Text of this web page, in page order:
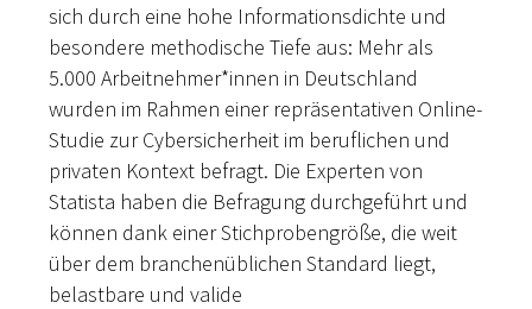
sich durch eine hohe Informationsdichte und
besondere methodische Tiefe aus: Mehr als
5.000 Arbeitnehmer*innen in Deutschland
wurden im Rahmen einer repräsentativen Online-
Studie zur Cybersicherheit im beruflichen und
privaten Kontext befragt. Die Experten von
Statista haben die Befragung durchgeführt und
können dank einer Stichprobengröße, die weit
über dem branchenüblichen Standard liegt,
belastbare und valide